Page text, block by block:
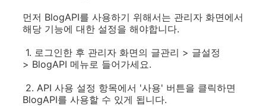
먼저 BlogAPI를 사용하기 위해서는 관리자 화면에서
해당 기능에 대한 설정을 해야합니다.
1. 로그인한 후 관리자 화면의 글관리 > 글설정
> BlogAPI 메뉴로 들어가세요.
2. API 사용 설정 항목에서 '사용' 버튼을 클릭하면
BlogAPI를 사용할 수 있게 됩니다.